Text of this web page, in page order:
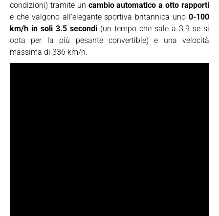
condizioni) tramite un cambio automatico a otto rapporti
e che valgono all’elegante sportiva britannica uno 0-100
km/h in soli 3.5 secondi (un tempo che sale a 3.9 se si
opta per la più pesante convertible) e una velocità
massima di 336 km/h.